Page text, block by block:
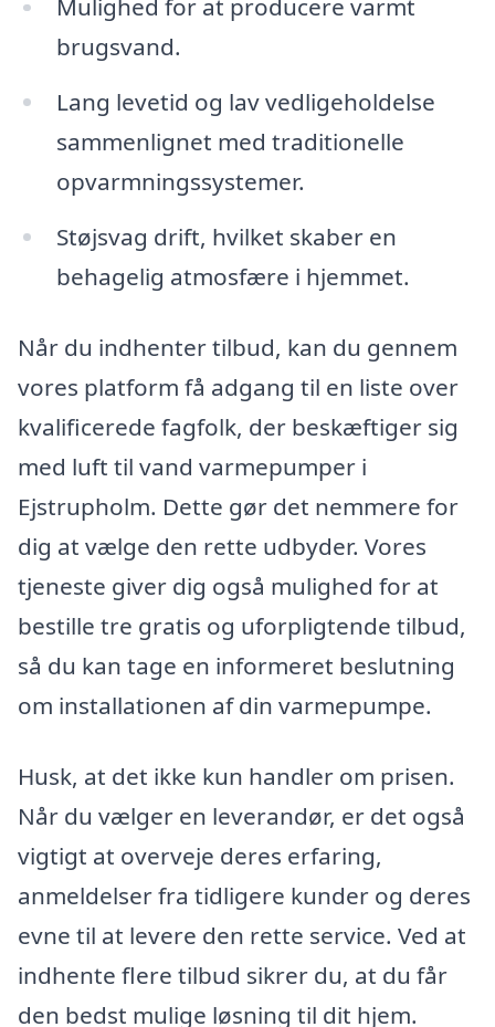
Mulighed for at producere varmt
brugsvand.
Lang levetid og lav vedligeholdelse
sammenlignet med traditionelle
opvarmningssystemer.
Støjsvag drift, hvilket skaber en
behagelig atmosfære i hjemmet.
Når du indhenter tilbud, kan du gennem
vores platform få adgang til en liste over
kvalificerede fagfolk, der beskæftiger sig
med luft til vand varmepumper i
Ejstrupholm. Dette gør det nemmere for
dig at vælge den rette udbyder. Vores
tjeneste giver dig også mulighed for at
bestille tre gratis og uforpligtende tilbud,
så du kan tage en informeret beslutning
om installationen af din varmepumpe.
Husk, at det ikke kun handler om prisen.
Når du vælger en leverandør, er det også
vigtigt at overveje deres erfaring,
anmeldelser fra tidligere kunder og deres
evne til at levere den rette service. Ved at
indhente flere tilbud sikrer du, at du får
den bedst mulige løsning til dit hjem.